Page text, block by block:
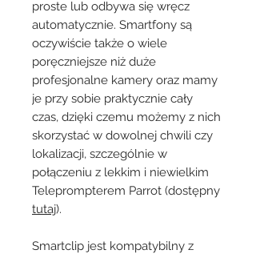
proste lub odbywa się wręcz
automatycznie. Smartfony są
oczywiście także o wiele
poręczniejsze niż duże
profesjonalne kamery oraz mamy
je przy sobie praktycznie cały
czas, dzięki czemu możemy z nich
skorzystać w dowolnej chwili czy
lokalizacji, szczególnie w
połączeniu z lekkim i niewielkim
Teleprompterem Parrot (dostępny
tutaj).
Smartclip jest kompatybilny z